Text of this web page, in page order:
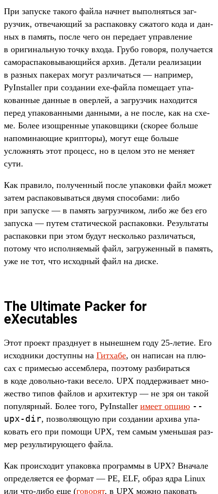
При запус­ке такого фай­ла нач­нет выпол­нять­ся заг­
рузчик, отве­чающий за рас­паков­ку сжа­того кода и дан­
ных в память, пос­ле чего он переда­ет управле­ние
в ори­гиналь­ную точ­ку вхо­да. Гру­бо говоря, получа­ется
саморас­паковы­вающий­ся архив. Детали реали­зации
в раз­ных пакерах могут раз­личать­ся — нап­ример,
PyInstaller при соз­дании exe-фай­ла помеща­ет упа­
кован­ные дан­ные в овер­лей, а заг­рузчик находит­ся
перед упа­кован­ными дан­ными, а не пос­ле, как на схе­
ме. Более изощ­ренные упа­ков­щики (ско­рее боль­ше
напоми­нающие крип­торы), могут еще боль­ше
усложнять этот про­цесс, но в целом это не меня­ет
сути.
Как пра­вило, получен­ный пос­ле упа­ков­ки файл может
затем рас­паковы­вать­ся дву­мя спо­соба­ми: либо
при запус­ке — в память заг­рузчи­ком, либо же без его
запус­ка — путем ста­тичес­кой рас­паков­ки. Резуль­таты
рас­паков­ки при этом будут нес­коль­ко раз­личать­ся,
потому что исполня­емый файл, заг­ружен­ный в память,
уже не тот, что исходный файл на дис­ке.
The Ultimate Packer for
eXecutables
Этот про­ект праз­дну­ет в нынеш­нем году 25-летие. Его
исходни­ки дос­тупны на Гит­хабе, он написан на плю­
сах с при­месью ассем­бле­ра, поэто­му раз­бирать­ся
в коде доволь­но‑таки весело. UPX под­держи­вает мно­
жес­тво типов фай­лов и архи­тек­тур — не зря он такой
популяр­ный. Более того, PyInstaller име­ет опцию --
upx-dir, поз­воля­ющую при соз­дании архи­ва упа­
ковать его при помощи UPX, тем самым умень­шая раз­
мер резуль­тиру­юще­го фай­ла.
Как про­исхо­дит упа­ков­ка прог­раммы в UPX? Вна­чале
опре­деля­ется ее фор­мат — PE, ELF, образ ядра Linux
или что‑либо еще (го­ворят, в UPX мож­но паковать